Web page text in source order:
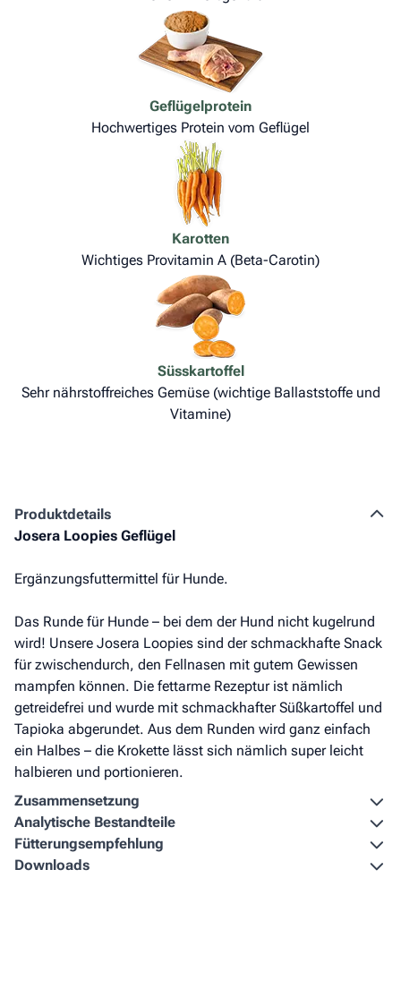
Geflügelprotein
Hochwertiges Protein vom Geflügel
Karotten
Wichtiges Provitamin A (Beta-Carotin)
Süsskartoffel
Sehr nährstoffreiches Gemüse (wichtige Ballaststoffe und
Vitamine)
Produkt­details
Josera Loopies Geflügel
Ergänzungsfuttermittel für Hunde.
Das Runde für Hunde – bei dem der Hund nicht kugelrund
wird! Unsere Josera Loopies sind der schmackhafte Snack
für zwischendurch, den Fellnasen mit gutem Gewissen
mampfen können. Die fettarme Rezeptur ist nämlich
getreidefrei und wurde mit schmackhafter Süßkartoffel und
Tapioka abgerundet. Aus dem Runden wird ganz einfach
ein Halbes – die Krokette lässt sich nämlich super leicht
halbieren und portionieren.
Zusammen­setzung
Analytische Bestandteile
Fütterungs­empfehlung
Downloads